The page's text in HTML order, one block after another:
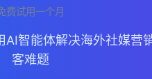
费试用一个月
AI智能体解决海外社媒营
客难题